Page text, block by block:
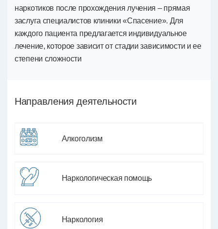
наркотиков после прохождения лучения – прямая
заслуга специалистов клиники «Спасение». Для
каждого пациента предлагается индивидуальное
лечение, которое зависит от стадии зависимости и ее
степени сложности
Направления деятельности
Алкоголизм
Наркологическая помощь
Наркология